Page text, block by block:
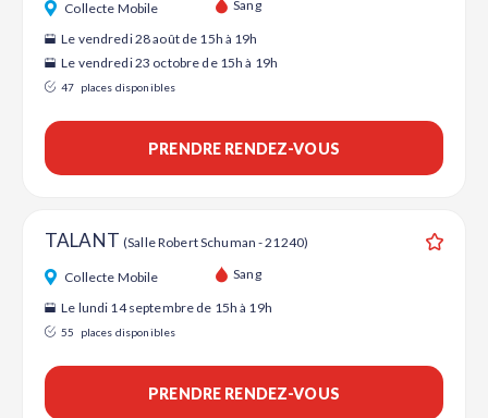
Collecte Mobile Sang
Le vendredi 28 août de 15h à 19h
Le vendredi 23 octobre de 15h à 19h
47 places disponibles
PRENDRE RENDEZ-VOUS
TALANT (Salle Robert Schuman - 21240)
Collecte Mobile Sang
Le lundi 14 septembre de 15h à 19h
55 places disponibles
PRENDRE RENDEZ-VOUS